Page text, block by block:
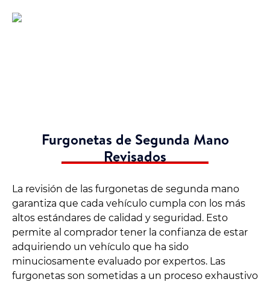
Furgonetas de Segunda Mano
Revisados
La revisión de las furgonetas de segunda mano
garantiza que cada vehículo cumpla con los más
altos estándares de calidad y seguridad. Esto
permite al comprador tener la confianza de estar
adquiriendo un vehículo que ha sido
minuciosamente evaluado por expertos. Las
furgonetas son sometidas a un proceso exhaustivo